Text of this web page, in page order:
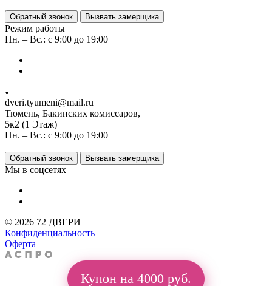
Обратный звонок Вызвать замерщика
Режим работы
Пн. – Вс.: с 9:00 до 19:00
dveri.tyumeni@mail.ru
Тюмень, Бакинских комиссаров,
5к2 (1 Этаж)
Пн. – Вс.: с 9:00 до 19:00
Обратный звонок Вызвать замерщика
Мы в соцсетях
© 2026 72 ДВЕРИ
Конфиденциальность
Оферта
Купон на 4000 руб.